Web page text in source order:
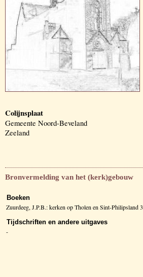
Colijnsplaat
Gemeente Noord-Beveland
Zeeland
Bronvermelding van het (kerk)gebouw
Boeken
Zuurdeeg, J.P.B.: kerken op Tholen en Sint-Philipsland 3
Tijdschriften en andere uitgaves
-